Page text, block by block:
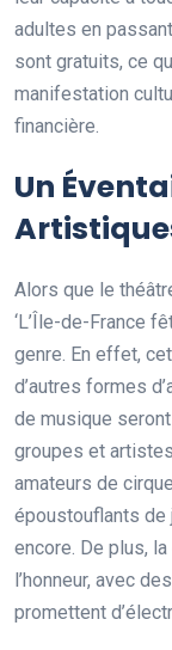
adultes en
sont gratuits, ce
manifestation
financière.
Un
Alors que le
‘L’Île-de-France
genre. En effet,
d’autres formes
de musique
groupes et
amateurs de
époustouflants de
encore. De plus,
l’honneur, avec
promettent